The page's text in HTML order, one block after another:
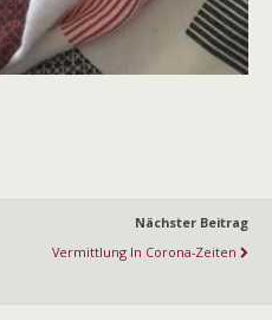
Nächster Beitrag
Vermittlung In Corona-Zeiten